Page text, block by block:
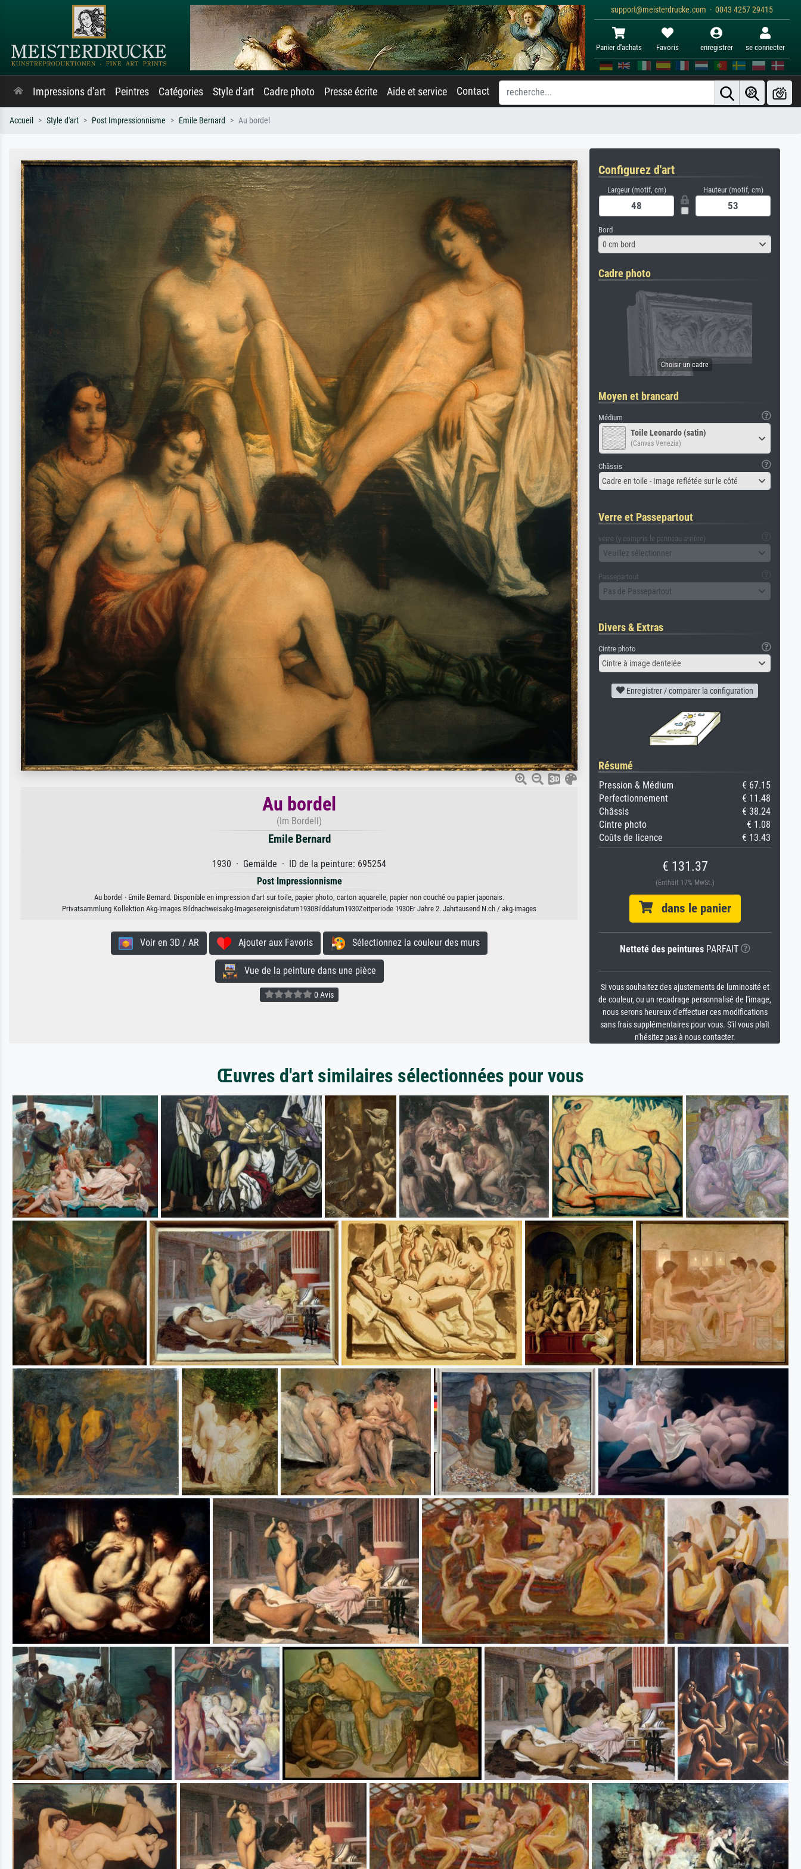
support@meisterdrucke.com · 0043 4257 29415
Panier d'achats Favoris enregistrer se connecter
Impressions d'art Peintres Catégories Style d'art Cadre photo Presse écrite Aide et service Contact
Accueil Style d'art Post Impressionnisme Emile Bernard Au bordel
Au bordel
(Im Bordell)
Emile Bernard
1930 · Gemälde · ID de la peinture: 695254
Post Impressionnisme
Au bordel · Emile Bernard. Disponible en impression d'art sur toile, papier photo, carton aquarelle, papier non couché ou papier japonais.
Privatsammlung Kollektion Akg-Images Bildnachweisakg-Imagesereignisdatum1930Bilddatum1930Zeitperiode 1930Er Jahre 2. Jahrtausend N.ch / akg-images
Voir en 3D / AR Ajouter aux Favoris Sélectionnez la couleur des murs
Vue de la peinture dans une pièce
0 Avis
Configurez d'art
Largeur (motif, cm) Hauteur (motif, cm)
Bord
0 cm bord
Cadre photo
Moyen et brancard
Médium
Toile Leonardo (satin)
(Canvas Venezia)
Châssis
Cadre en toile - Image reflétée sur le côté
Verre et Passepartout
verre (y compris le panneau arrière)
Veuillez sélectionner
Passepartout
Pas de Passepartout
Divers & Extras
Cintre photo
Cintre à image dentelée
Enregistrer / comparer la configuration
Résumé
Pression & Médium
€ 67.15
Perfectionnement
€ 11.48
Châssis
€ 38.24
Cintre photo
€ 1.08
Coûts de licence
€ 13.43
€ 131.37
(Enthält 17% MwSt.)
dans le panier
Netteté des peinturesPARFAIT
Si vous souhaitez des ajustements de luminosité et
de couleur, ou un recadrage personnalisé de l'image,
nous serons heureux d'effectuer ces modifications
sans frais supplémentaires pour vous. S'il vous plaît
n'hésitez pas à nous contacter.
Œuvres d'art similaires sélectionnées pour vous